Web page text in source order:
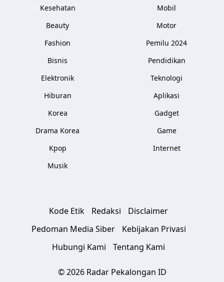
Kesehatan
Beauty
Fashion
Bisnis
Elektronik
Hiburan
Korea
Drama Korea
Kpop
Musik
Mobil
Motor
Pemilu 2024
Pendidikan
Teknologi
Aplikasi
Gadget
Game
Internet
Kode Etik Redaksi
Disclaimer
Pedoman Media Siber
Kebijakan Privasi
Hubungi Kami
Tentang Kami
© 2026 Radar Pekalongan ID